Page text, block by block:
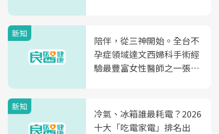
新知
陪伴，從三神開始。全台不
孕症領域達文西婦科手術經
驗最豐富女性醫師之一張永
光田醫院建構360度女性健
康照護生態圈
新知
冷氣、冰箱誰最耗電？2026
十大「吃電家電」排名出